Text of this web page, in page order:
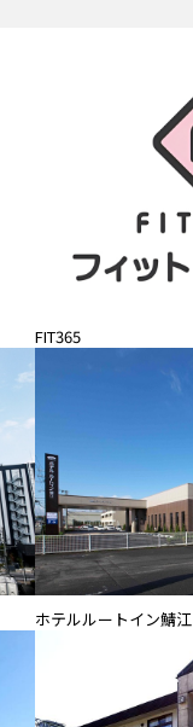
FIT365
ホテルルートイン鯖江